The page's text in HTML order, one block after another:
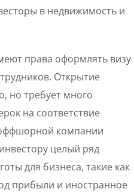
в недвижимость и
права оформлять визу
Открытие
но требует много
на соответствие
компании
целый ряд
для бизнеса, такие как
прибыли и иностранное